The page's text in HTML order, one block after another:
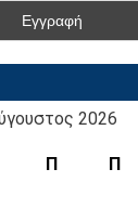
2026
Π Π